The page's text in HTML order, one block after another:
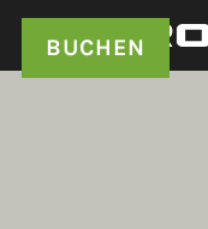
BUCHEN